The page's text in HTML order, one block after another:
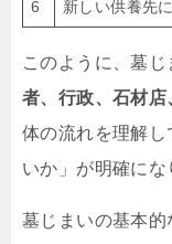
6 新しい供養先
このように、墓じ
者、行政、石材
体の流れを理解
いか」が明確にな
墓じまいの基本